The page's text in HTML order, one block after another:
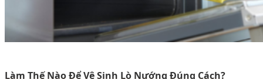
Làm Thế Nào Để Vệ Sinh Lò Nướng Đúng Cách?